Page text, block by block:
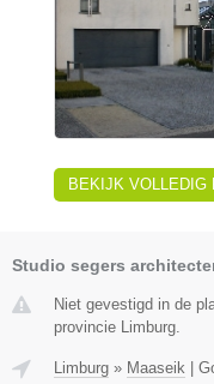
BEKIJK VOLLEDIG
Studio segers
Niet gevestigd in de
provincie Limburg.
Limburg » Maaseik